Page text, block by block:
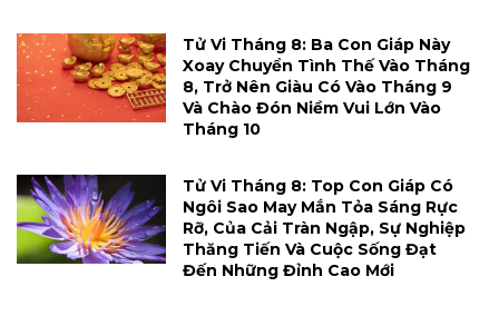
Tử Vi Tháng 8: Ba Con Giáp Này
Xoay Chuyển Tình Thế Vào Tháng
8, Trở Nên Giàu Có Vào Tháng 9
Và Chào Đón Niềm Vui Lớn Vào
Tháng 10
Tử Vi Tháng 8: Top Con Giáp Có
Ngôi Sao May Mắn Tỏa Sáng Rực
Rỡ, Của Cải Tràn Ngập, Sự Nghiệp
Thăng Tiến Và Cuộc Sống Đạt
Đến Những Đỉnh Cao Mới